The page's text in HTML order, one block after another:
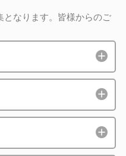
なります。皆様からのご